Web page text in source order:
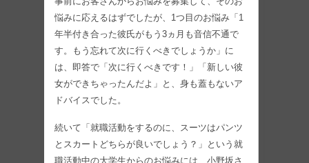
悩みに応えるはずでしたが、1つ目のお悩み「1
年半付き合った彼氏がもう3ヵ月も音信不通で
す。もう忘れて次に行くべきでしょうか」に
は、即答で「次に行くべきです！」「新しい彼
女ができちゃったんだよ」と、身も蓋もないア
ドバイスでした。
続いて「就職活動をするのに、スーツはパンツ
とスカートどちらが良いでしょう？」という就
職活動中の大学生からのお悩みには、小野坂さ